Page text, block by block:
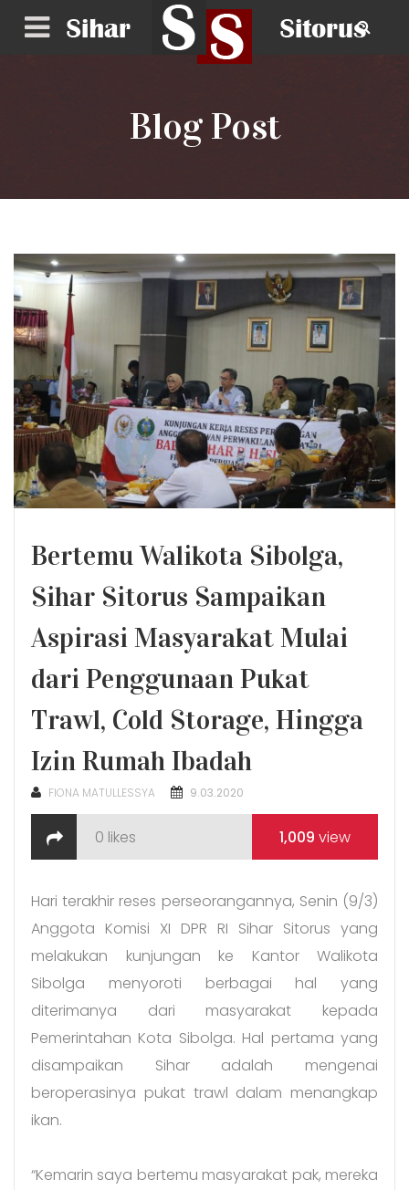
Blog Post
Bertemu Walikota Sibolga,
Sihar Sitorus Sampaikan
Aspirasi Masyarakat Mulai
dari Penggunaan Pukat
Trawl, Cold Storage, Hingga
Izin Rumah Ibadah
FIONA MATULLESSYA
POSTED
9.03.2020
0 likes 1,009 view
Hari terakhir reses perseorangannya, Senin (9/3)
Anggota Komisi XI DPR RI Sihar Sitorus yang
melakukan kunjungan ke Kantor Walikota
Sibolga menyoroti berbagai hal yang
diterimanya dari masyarakat kepada
Pemerintahan Kota Sibolga. Hal pertama yang
disampaikan Sihar adalah mengenai
beroperasinya pukat trawl dalam menangkap
ikan.
“Kemarin saya bertemu masyarakat pak, mereka